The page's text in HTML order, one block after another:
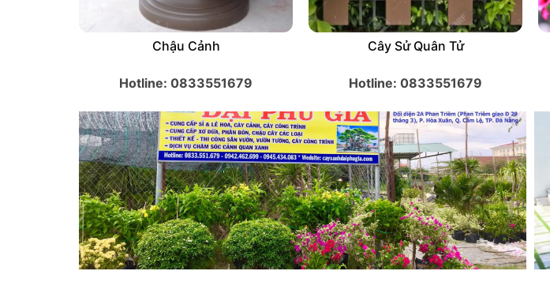
Chậu Cảnh
Hotline: 0833551679
Cây Sử Quân Tử
Hotline: 0833551679